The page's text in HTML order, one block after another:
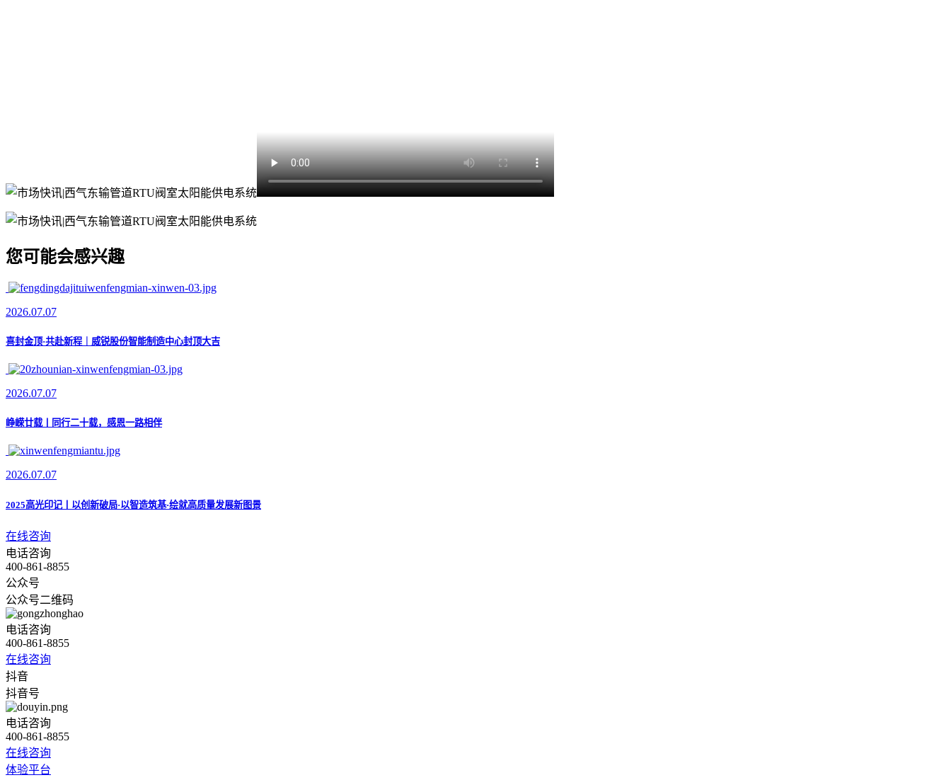
您可能会感兴趣
2026.07.07
喜封金顶·共赴新程｜威锐股份智能制造中心封顶大吉
2026.07.07
峥嵘廿载丨同行二十载，感恩一路相伴
2026.07.07
2025高光印记丨以创新破局·以智造筑基·绘就高质量发展新图景
在线咨询
电话咨询
400-861-8855
公众号
公众号二维码
电话咨询
400-861-8855
在线咨询
抖音
抖音号
电话咨询
400-861-8855
在线咨询
体验平台